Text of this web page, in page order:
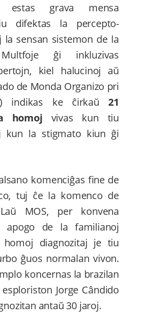
grava mensa
difektas la percepto-
la sensan sistemon de la
ĝi inkluzivas
kiel halucinoj aŭ
de Monda Organizo pri
indikas ke ĉirkaŭ21
homoj vivas kun tiu
kun la stigmato kiun ĝi
komenciĝas fine de
tuj ĉe la komenco de
MOS, per konvena
apogo de la familianoj
diagnozitaj je tiu
ĝuos normalan vivon.
koncernas la brazilan
Jorge Cândido
antaŭ 30 jaroj.